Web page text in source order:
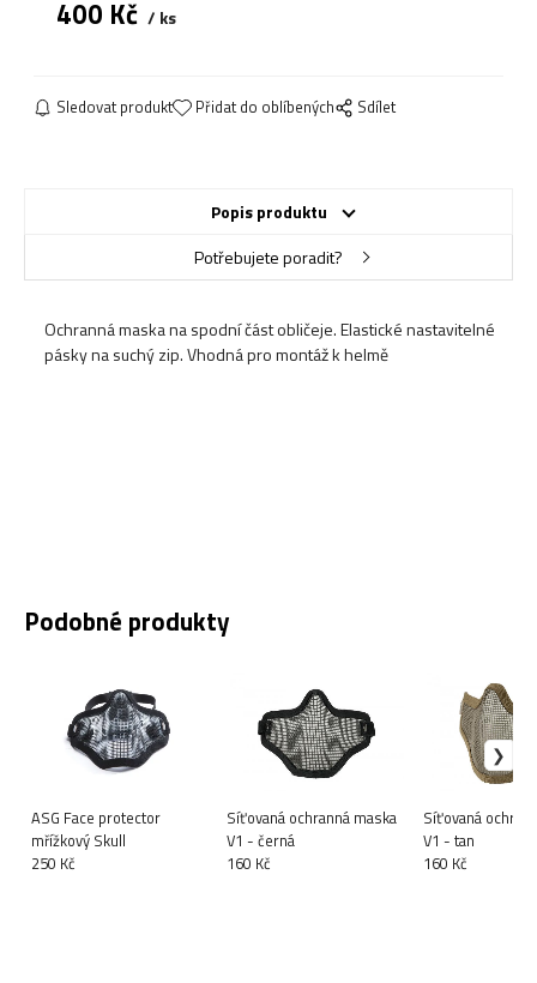
400 Kč ks
Sledovat produkt Přidat do oblíbených Sdílet
Popis produktu
Potřebujete poradit?
Ochranná maska na spodní část obličeje. Elastické nastavitelné
pásky na suchý zip. Vhodná pro montáž k helmě
Podobné produkty
ASG Face protector
mřížkový Skull
250 Kč
Síťovaná ochranná maska
V1 - černá
160 Kč
Síťovaná
V1 - tan
160 Kč